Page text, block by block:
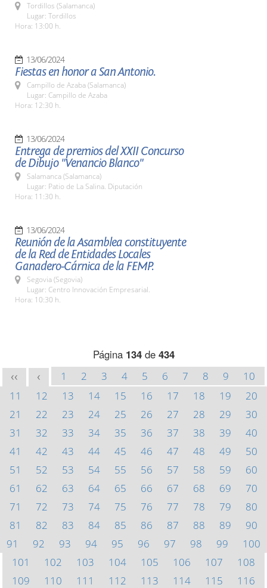
Tordillos (Salamanca)
Lugar: Tordillos
Hora: 13:00 h.
13/06/2024
Fiestas en honor a San Antonio.
Campillo de Azaba (Salamanca)
Lugar: Campillo de Azaba
Hora: 12:30 h.
13/06/2024
Entrega de premios del XXII Concurso
de Dibujo "Venancio Blanco"
Salamanca (Salamanca)
Lugar: Patio de La Salina. Diputación
Hora: 11:30 h.
13/06/2024
Reunión de la Asamblea constituyente
de la Red de Entidades Locales
Ganadero-Cárnica de la FEMP.
Segovia (Segovia)
Lugar: Centro Innovación Empresarial.
Hora: 10:30 h.
Página 134de 434
<< < 1 2 3 4 5 6 7 8 9
10
11
12 13 14 15 16 17 18 19
20
21
22 23 24 25 26 27 28 29
30
31
32 33 34 35 36 37 38 39
40
41
42 43 44 45 46 47 48 49
50
51
52 53 54 55 56 57 58 59
60
61
62 63 64 65 66 67 68 69
70
71
72 73 74 75 76 77 78 79
80
81
82 83 84 85 86 87 88 89
90
91
92 93 94 95 96 97 98 99
100
101
102 103 104 105 106 107
108
109
110 111 112 113 114 115
116